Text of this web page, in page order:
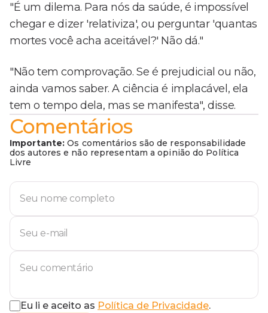
"É um dilema. Para nós da saúde, é impossível
chegar e dizer 'relativiza', ou perguntar 'quantas
mortes você acha aceitável?' Não dá."
"Não tem comprovação. Se é prejudicial ou não,
ainda vamos saber. A ciência é implacável, ela
tem o tempo dela, mas se manifesta", disse.
Comentários
Importante: Os comentários são de responsabilidade
dos autores e não representam a opinião do Política
Livre
Eu li e aceito as Política de Privacidade.